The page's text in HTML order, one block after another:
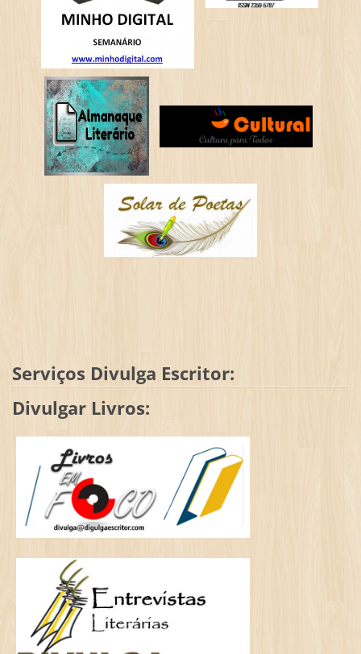
Serviços Divulga Escritor:
Divulgar Livros: